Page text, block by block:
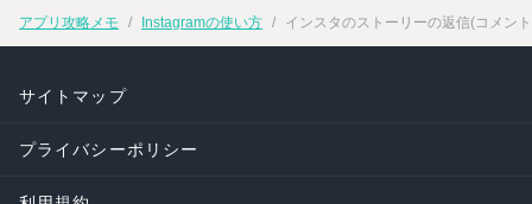
アプリ攻略メモ Instagramの使い方 インスタのストーリーの返信(コメン
サイトマップ
プライバシーポリシー